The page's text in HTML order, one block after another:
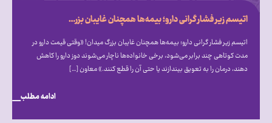
اتیسم زیر فشار گرانی دارو؛ بیمه‌ها همچنان غایبان بزرگ میدان!
اتیسم زیر فشار گرانی دارو؛ بیمه‌ها همچنان غایبان بزرگ میدان! «وقتی قیمت دارو در
مدت کوتاهی چند برابر می‌شود، برخی خانواده‌ها ناچار می‌شوند دوز دارو را کاهش
دهند، درمان را به تعویق بیندازند یا حتی آن را قطع کنند.» معاون […]
ادامه مطلب